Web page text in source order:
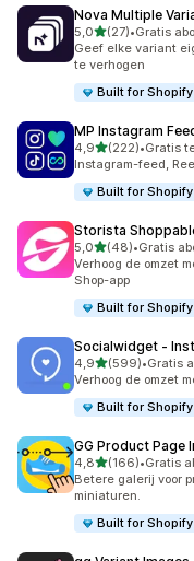
Nova Multiple
5,0van 5 sterren
(27)
27 recensies in
•Gratis
Geef elke variant
te verhogen
Built for Shopify
MP Instagram
4,9van 5 sterren
(222)
222 recensies in
•Gratis
Instagram-feed,
Built for Shopify
Storista
5,0van 5 sterren
(48)
48 recensies in
•Gratis
Verhoog de omzet
Shop-app
Built for Shopify
Socialwidget ‑
4,9van 5 sterren
(599)
599 recensies in
•Gratis
Verhoog de omzet
Built for Shopify
GG Product Page
4,8van 5 sterren
(166)
166 recensies in
•Gratis
Betere galerij voor
miniaturen.
Built for Shopify